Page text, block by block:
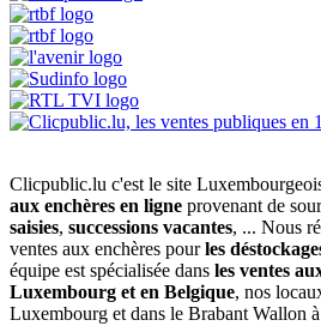
Clicpublic.lu c'est le site
aux enchères en ligne provenant de
saisies, successions vacantes, ... Nous
ventes aux enchères pourles
équipe est spécialisée dans les ventes
Luxembourg et en Belgique, nos
Luxembourg et dans le Brabant Wallon